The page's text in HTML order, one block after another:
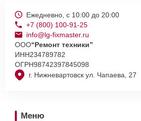
г. Нижневартовск ул. Чапаева, 27
Ежедневно, с 10:00 до 20:00
+7 (800) 100-91-25
info@lg-fixmaster.ru
ООО“Ремонт техники”
ИНН234789782
ОГРН98742397845098
Меню